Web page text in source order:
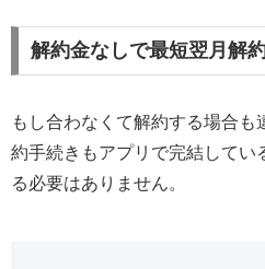
解約金なしで最短翌月解
もし合わなくて解約する場合
約手続きもアプリで完結してい
る必要はありません。